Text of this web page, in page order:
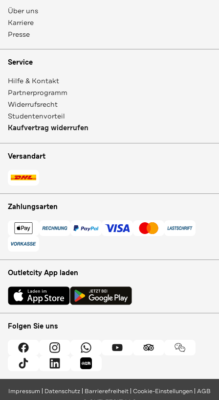
Über uns
Karriere
Presse
Service
Hilfe & Kontakt
Partnerprogramm
Widerrufsrecht
Studentenvorteil
Kaufvertrag widerrufen
Versandart
Zahlungsarten
Outletcity App laden
Folgen Sie uns
Impressum Datenschutz Barrierefreiheit Cookie-Einstellungen AGB